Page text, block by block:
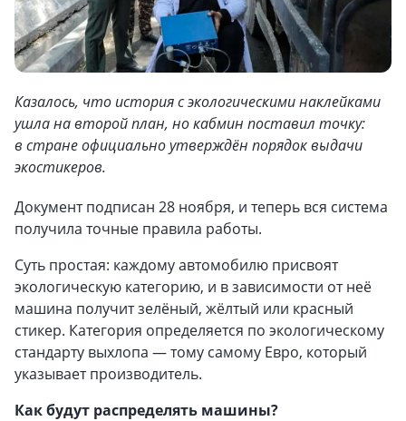
Казалось, что история с экологическими наклейками
ушла на второй план, но кабмин поставил точку:
в стране официально утверждён порядок выдачи
экостикеров.
Документ подписан 28 ноября, и теперь вся система
получила точные правила работы.
Суть простая: каждому автомобилю присвоят
экологическую категорию, и в зависимости от неё
машина получит зелёный, жёлтый или красный
стикер. Категория определяется по экологическому
стандарту выхлопа — тому самому Евро, который
указывает производитель.
Как будут распределять машины?